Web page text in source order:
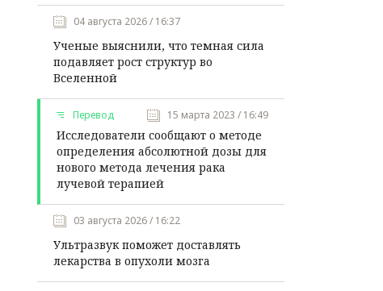
04 августа 2026 / 16:37
Ученые выяснили, что темная сила
подавляет рост структур во
Вселенной
Перевод 15 марта 2023 / 16:49
Исследователи сообщают о методе
определения абсолютной дозы для
нового метода лечения рака
лучевой терапией
03 августа 2026 / 16:22
Ультразвук поможет доставлять
лекарства в опухоли мозга